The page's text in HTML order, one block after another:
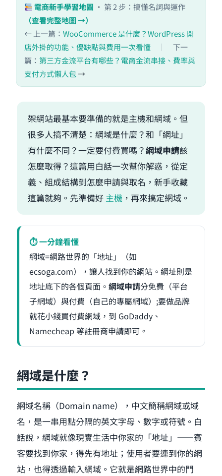
電商新手學習地圖 · 第 2 步：搞懂名詞與運作
（查看完整地圖 →）
← 上一篇：WooCommerce 是什麼？WordPress 開
店外掛的功能、優缺點與費用一次看懂 ｜ 下一
篇：第三方金流平台有哪些？電商金流串接、費率與
支付方式懶人包→
架網站最基本要準備的就是主機和網域。但
很多人搞不清楚：網域是什麼？和「網址」
有什麼不同？一定要付費買嗎？網域申請該
怎麼取得？這篇用白話一次幫你解惑，從定
義、組成結構到怎麼申請與取名，新手收藏
這篇就夠。先準備好 主機 ，再來搞定網域。
⏱ 一分鐘看懂
網域=網路世界的「地址」（如
ecsoga.com），讓人找到你的網站。網址則是
地址底下的各個頁面。網域申請分免費（平台
子網域）與付費（自己的專屬網域）;要做品牌
就花小錢買付費網域，到 GoDaddy、
Namecheap 等註冊商申請即可。
網域是什麼？
網域名稱（Domain name），中文簡稱網域或域
名，是一串用點分隔的英文字母、數字或符號。白
話說，網域就像現實生活中你家的「地址」——賓
客要找到你家，得先有地址；使用者要連到你的網
站，也得透過輸入網域。它就是網路世界中的門